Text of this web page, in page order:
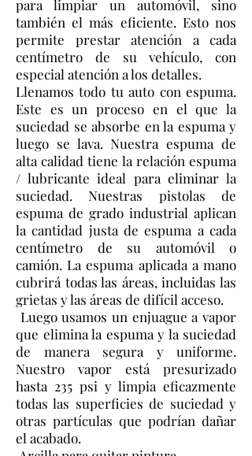
para limpiar un automóvil, sino
también el más eficiente. Esto nos
permite prestar atención a cada
centímetro de su vehículo, con
especial atención a los detalles.
Llenamos todo tu auto con espuma.
Este es un proceso en el que la
suciedad se absorbe en la espuma y
luego se lava. Nuestra espuma de
alta calidad tiene la relación espuma
/ lubricante ideal para eliminar la
suciedad. Nuestras pistolas de
espuma de grado industrial aplican
la cantidad justa de espuma a cada
centímetro de su automóvil o
camión. La espuma aplicada a mano
cubrirá todas las áreas, incluidas las
grietas y las áreas de difícil acceso.
Luego usamos un enjuague a vapor
que elimina la espuma y la suciedad
de manera segura y uniforme.
Nuestro vapor está presurizado
hasta 235 psi y limpia eficazmente
todas las superficies de suciedad y
otras partículas que podrían dañar
el acabado.